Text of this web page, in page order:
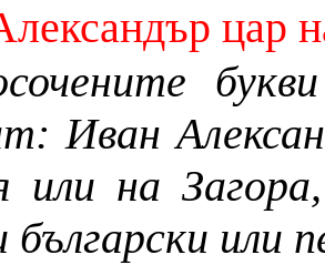
цар
Иван
или на
или